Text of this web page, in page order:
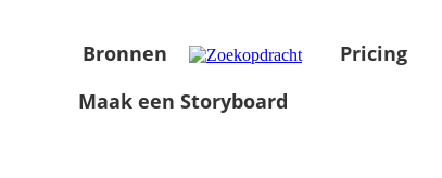
Bronnen
Pricing
Maak een Storyboard